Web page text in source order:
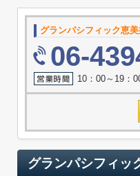
グランパシフィック恵
06-
10：00～19：
グランパシフィッ